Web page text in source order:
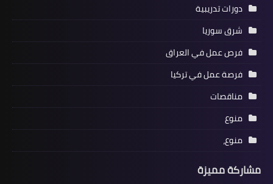
دورات تدريبية
شرق سوريا
فرص عمل في العراق
فرصة عمل في تركيا
مناقصات
منوع
منوع،
مشاركة مميزة